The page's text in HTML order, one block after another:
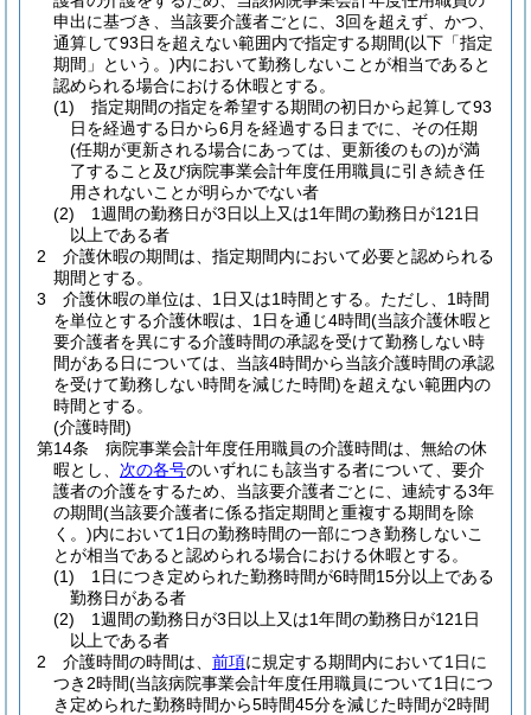
申出に基づき、当該要介護者ごとに、3回を超えず、かつ、
通算して93日を超えない範囲内で指定する期間(以下「指定
期間」という。)内において勤務しないことが相当であると
認められる場合における休暇とする。
(1)
指定期間の指定を希望する期間の初日から起算して93
日を経過する日から6月を経過する日までに、その任期
(任期が更新される場合にあっては、更新後のもの)が満
了すること及び病院事業会計年度任用職員に引き続き任
用されないことが明らかでない者
(2)
1週間の勤務日が3日以上又は1年間の勤務日が121日
以上である者
2
介護休暇の期間は、指定期間内において必要と認められる
期間とする。
3
介護休暇の単位は、1日又は1時間とする。 ただし、1時間
を単位とする介護休暇は、1日を通じ4時間(当該介護休暇と
要介護者を異にする介護時間の承認を受けて勤務しない時
間がある日については、当該4時間から当該介護時間の承認
を受けて勤務しない時間を減じた時間)を超えない範囲内の
時間とする。
(介護時間)
第14条
病院事業会計年度任用職員の介護時間は、無給の休
暇とし、 次の各号のいずれにも該当する者について、要介
護者の介護をするため、当該要介護者ごとに、連続する3年
の期間(当該要介護者に係る指定期間と重複する期間を除
く。)内において1日の勤務時間の一部につき勤務しないこ
とが相当であると認められる場合における休暇とする。
(1)
1日につき定められた勤務時間が6時間15分以上である
勤務日がある者
(2)
1週間の勤務日が3日以上又は1年間の勤務日が121日
以上である者
2
介護時間の時間は、 前項に規定する期間内において1日に
つき2時間(当該病院事業会計年度任用職員について1日につ
き定められた勤務時間から5時間45分を減じた時間が2時間